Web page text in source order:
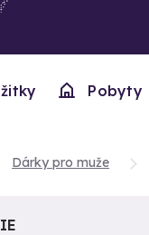
Pobyty
Dárky pro muže